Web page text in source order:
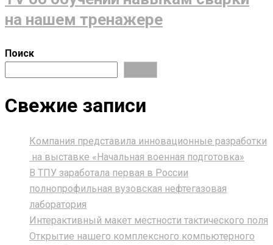
на нашем тренажере
Поиск
Свежие записи
Компания представила инновационные разработки
на выставке «Начальная военная подготовка»
В ТПУ заработала первая в России
полнопрофильная вузовская нефтегазовая
лаборатория
Интерактивный макет местности тактического поля
Открытие нашего комплексного компьютерного